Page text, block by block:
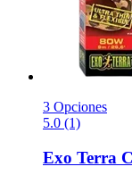
3 Opciones
5.0 (1)
Exo Terra